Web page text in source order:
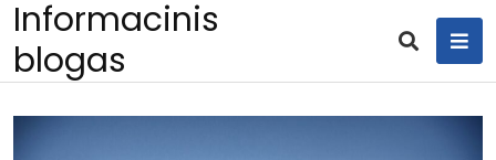
Skip
to
content
Informacinis
blogas